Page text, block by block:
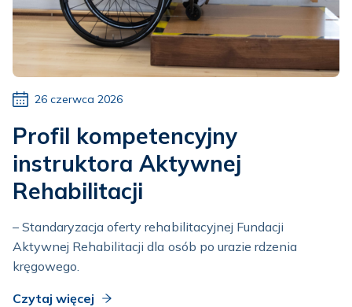
26 czerwca 2026
Profil kompetencyjny
instruktora Aktywnej
Rehabilitacji
– Standaryzacja oferty rehabilitacyjnej Fundacji
Aktywnej Rehabilitacji dla osób po urazie rdzenia
kręgowego.
Czytaj więcej